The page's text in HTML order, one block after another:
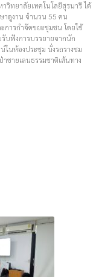
วิทยาลัยเทคโนโลยีสุรนารี ได้
าดูงาน จำนวน 55 คน
การกำจัดขยะชุมชน โดยใช้
บฟังการบรรยายจากนัก
นห้องประชุม นั่งรถรางชม
ชายเลนธรรมชาติเส้นทาง